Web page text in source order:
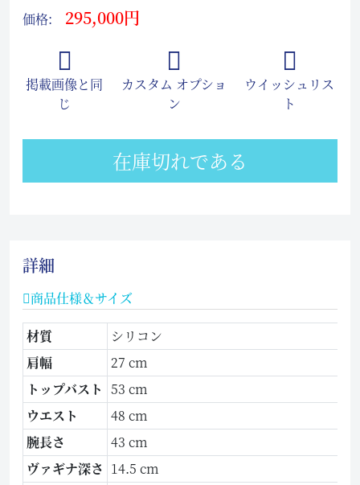
価格: 295,000円
掲載画像と同
じ
カスタム オプショ
ン
ウイッシュリス
ト
在庫切れである
詳細
商品仕様＆サイズ
材質
シリコン
肩幅
27 cm
トップバスト 53 cm
ウエスト
48 cm
腕長さ
43 cm
ヴァギナ深さ 14.5 cm